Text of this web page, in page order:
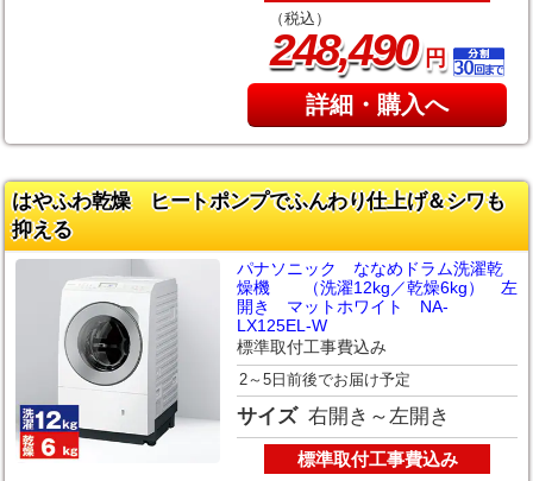
（税込）
248,490円
詳細・購入へ
はやふわ乾燥 ヒートポンプでふんわり仕上げ＆シワも
抑える
パナソニック ななめドラム洗濯乾
燥機 （洗濯12kg／乾燥6kg） 左
開き マットホワイト NA-
LX125EL-W
標準取付工事費込み
2～5日前後でお届け予定
サイズ 右開き～左開き
標準取付工事費込み